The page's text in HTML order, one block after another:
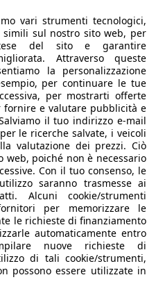
7,4kW
81 KW
(110 PS)
OBC 7,4kW
81 KW
(110 PS)
Vintage
vari strumenti tecnologici,
sul nostro sito web, per
del sito e garantire
Attraverso queste
la personalizzazione
per continuare le tue
per mostrarti offerte
e valutare pubblicità e
il tuo indirizzo e-mail
le ricerche salvate, i veicoli
valutazione dei prezzi. Ciò
poiché non è necessario
Con il tuo consenso, le
saranno trasmesse ai
Alcuni cookie/strumenti
per memorizzare le
le richieste di finanziamento
automaticamente entro
nuove richieste di
di tali cookie/strumenti,
possono essere utilizzate in